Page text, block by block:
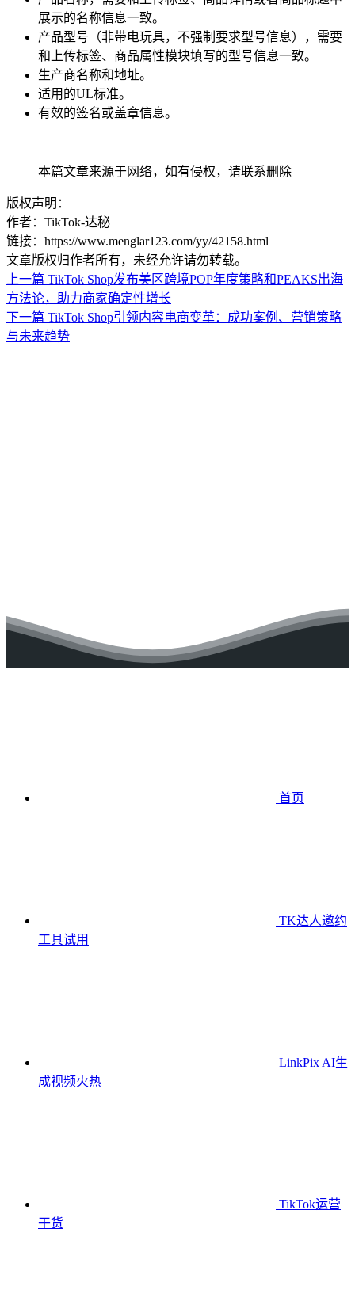
展示的名称信息一致。
产品型号（非带电玩具，不强制要求型号信息），需要
和上传标签、商品属性模块填写的型号信息一致。
生产商名称和地址。
适用的UL标准。
有效的签名或盖章信息。
本篇文章来源于网络，如有侵权，请联系删除
版权声明：
作者：TikTok-达秘
链接：https://www.menglar123.com/yy/42158.html
文章版权归作者所有，未经允许请勿转载。
上一篇 TikTok Shop发布美区跨境POP年度策略和PEAKS出海
方法论，助力商家确定性增长
下一篇 TikTok Shop引领内容电商变革：成功案例、营销策略
与未来趋势
首页
TK达人邀约
工具试用
LinkPix AI生
成视频火热
TikTok运营
干货